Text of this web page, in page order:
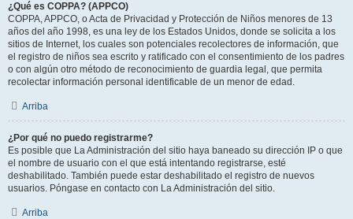
¿Qué es COPPA? (APPCO)
COPPA, APPCO, o Acta de Privacidad y Protección de Niños menores de 13
años del año 1998, es una ley de los Estados Unidos, donde se solicita a los
sitios de Internet, los cuales son potenciales recolectores de información, que
el registro de niños sea escrito y ratificado con el consentimiento de los padres
o con algún otro método de reconocimiento de guardia legal, que permita
recolectar información personal identificable de un menor de edad.
Arriba
¿Por qué no puedo registrarme?
Es posible que La Administración del sitio haya baneado su dirección IP o que
el nombre de usuario con el que está intentando registrarse, esté
deshabilitado. También puede estar deshabilitado el registro de nuevos
usuarios. Póngase en contacto con La Administración del sitio.
Arriba